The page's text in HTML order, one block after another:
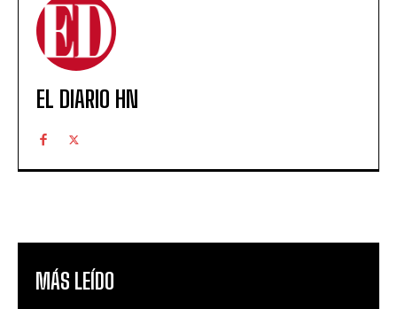
EL DIARIO HN
MÁS LEÍDO